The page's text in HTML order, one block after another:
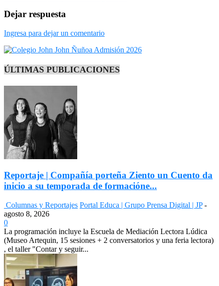
Dejar respuesta
Ingresa para dejar un comentario
ÚLTIMAS PUBLICACIONES
Reportaje | Compañía porteña Ziento un Cuento da
inicio a su temporada de formacióne...
Columnas y Reportajes Portal Educa | Grupo Prensa Digital | JP -
agosto 8, 2026
0
La programación incluye la Escuela de Mediación Lectora Lúdica
(Museo Artequin, 15 sesiones + 2 conversatorios y una feria lectora)
, el taller "Contar y seguir...